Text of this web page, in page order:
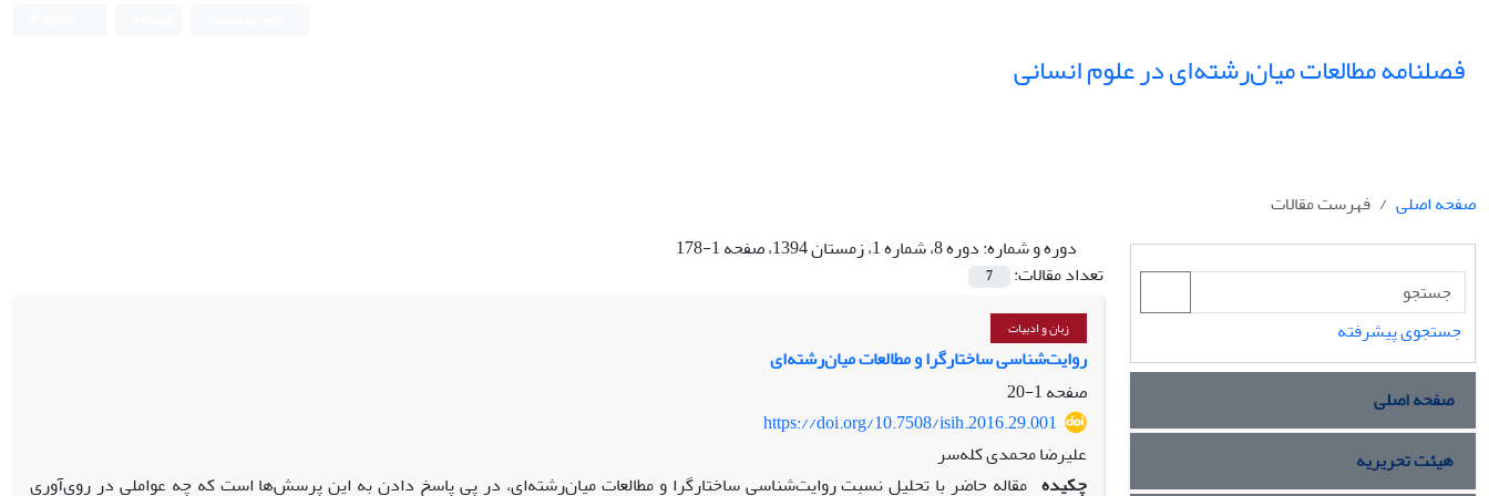
فصلنامه مطالعات میان‌رشته‌ای در علوم انسانی
صفحه اصلی
فهرست مقالات
دوره و شماره:دوره 8، شماره 1، زمستان 1394، صفحه 1-178
تعداد مقالات:
7
زبان و ادبیات
روایت‌شناسی ساختارگرا و مطالعات میان‌رشته‌ای
صفحه1-20
https://doi.org/10.7508/isih.2016.29.001
علیرضا محمدی کله‌سر
چکیده مقاله حاضر با تحلیل نسبت روایت‌شناسی ساختارگرا و مطالعات میان‌رشته‌ای، در پی پاسخ دادن به این پرسش‌ها است که چه عواملی در روی‌آوری
جستجوی پیشرفته
صفحه اصلی
هیئت تحریریه